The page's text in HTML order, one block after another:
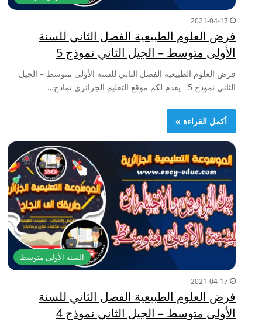
2021-04-17
فرض العلوم الطبيعية الفصل الثاني للسنة
الأولى متوسط – الجيل الثاني نموذج 5
فرض العلوم الطبيعية الفصل الثاني للسنة الأولى متوسط – الجيل
الثاني نموذج 5 يقدم لكم موقع التعليم الجزائري نماذج…
أكمل القراءة »
السنة الأولى متوسط
2021-04-17
فرض العلوم الطبيعية الفصل الثاني للسنة
الأولى متوسط – الجيل الثاني نموذج 4